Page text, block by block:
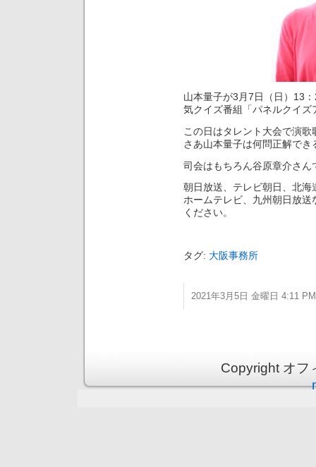
山本量子が3月7日（日）13
気クイズ番組「パネルクイ
この日はタレント大会で演
さあ山本量子は何問正解で
司会はもちろん谷原章介さ
朝日放送、テレビ朝日、北
ホームテレビ、九州朝日放
ください。
タグ: 大阪事務所
2021年3月5日 金曜日 4:11
Copyright オ